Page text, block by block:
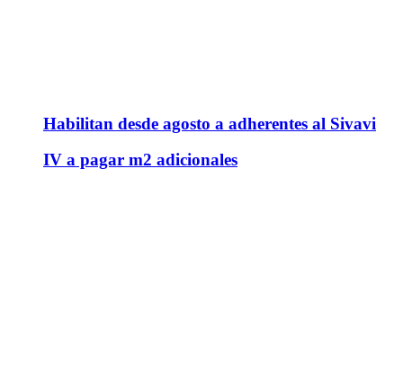
Habilitan desde agosto a adherentes al Sivavi
IV a pagar m2 adicionales